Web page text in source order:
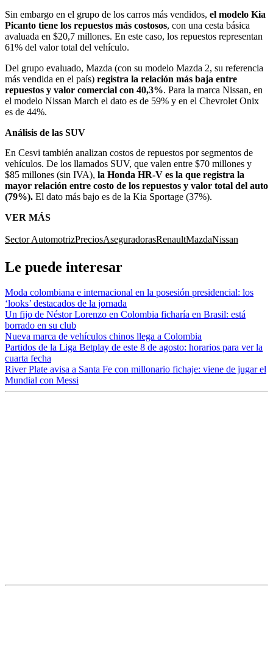
Sin embargo en el grupo de los carros más vendidos, el modelo Kia
Picanto tiene los repuestos más costosos, con una cesta básica
avaluada en $20,7 millones. En este caso, los repuestos representan
61% del valor total del vehículo.
Del grupo evaluado, Mazda (con su modelo Mazda 2, su referencia
más vendida en el país) registra la relación más baja entre
repuestos y valor comercial con 40,3%. Para la marca Nissan, en
el modelo Nissan March el dato es de 59% y en el Chevrolet Onix
es de 44%.
Análisis de las SUV
En Cesvi también analizan costos de repuestos por segmentos de
vehículos. De los llamados SUV, que valen entre $70 millones y
$85 millones (sin IVA), la Honda HR-V es la que registra la
mayor relación entre costo de los repuestos y valor total del auto
(79%). El dato más bajo es de la Kia Sportage (37%).
VER MÁS
Sector AutomotrizPreciosAseguradorasRenaultMazdaNissan
Le puede interesar
Moda colombiana e internacional en la posesión presidencial: los
‘looks’ destacados de la jornada
Un fijo de Néstor Lorenzo en Colombia ficharía en Brasil: está
borrado en su club
Nueva marca de vehículos chinos llega a Colombia
Partidos de la Liga Betplay de este 8 de agosto: horarios para ver la
cuarta fecha
River Plate avisa a Santa Fe con millonario fichaje: viene de jugar el
Mundial con Messi